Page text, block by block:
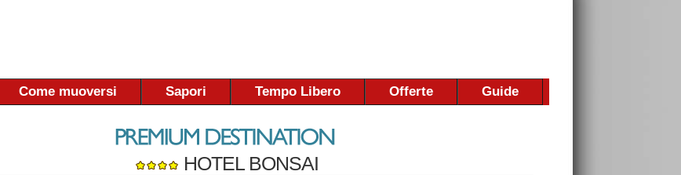
Come muoversi Sapori Tempo Libero Offerte Guide
HOTEL BONSAI